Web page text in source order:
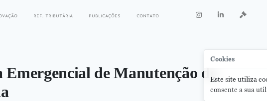
ref. tributária publicações contato
de Manutenção do
Cookies
Este site utiliza
consente a sua